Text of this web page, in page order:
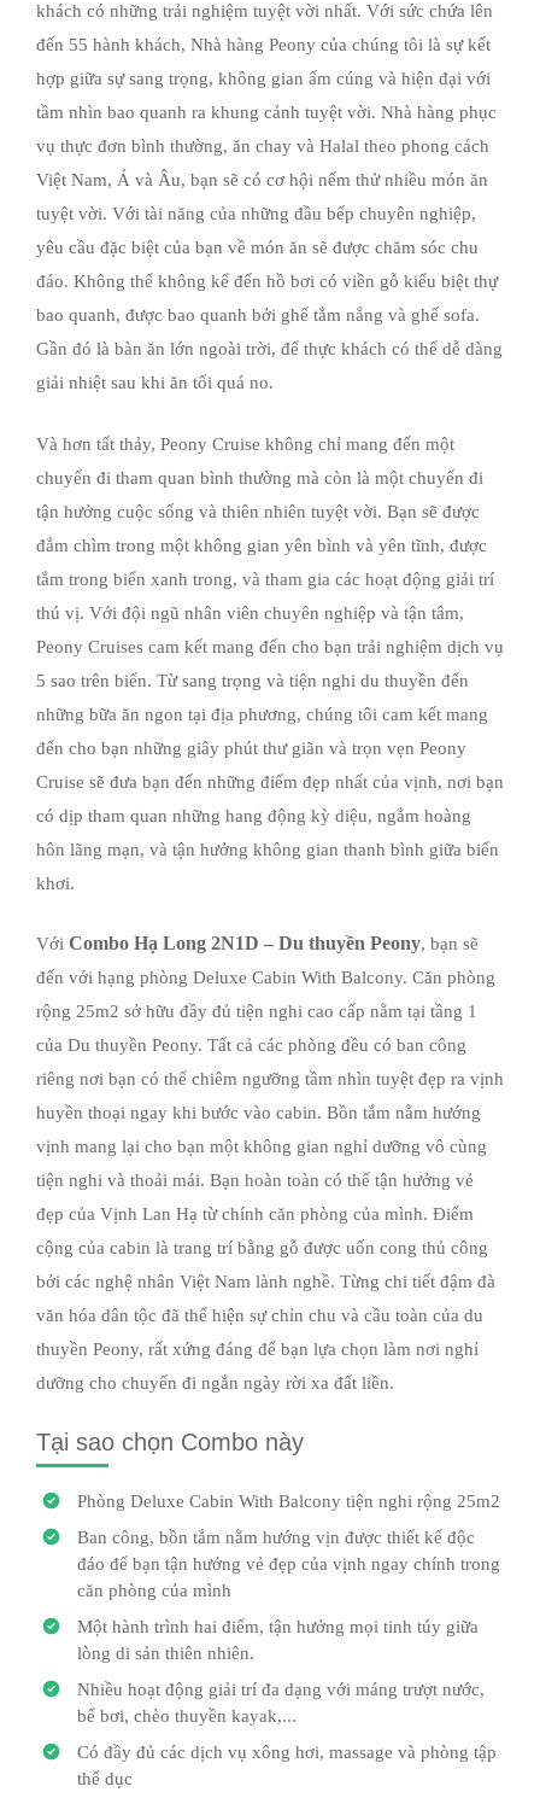
khách có những trải nghiệm tuyệt vời nhất. Với sức chứa lên
đến 55 hành khách, Nhà hàng Peony của chúng tôi là sự kết
hợp giữa sự sang trọng, không gian ấm cúng và hiện đại với
tầm nhìn bao quanh ra khung cảnh tuyệt vời. Nhà hàng phục
vụ thực đơn bình thường, ăn chay và Halal theo phong cách
Việt Nam, Á và Âu, bạn sẽ có cơ hội nếm thử nhiều món ăn
tuyệt vời. Với tài năng của những đầu bếp chuyên nghiệp,
yêu cầu đặc biệt của bạn về món ăn sẽ được chăm sóc chu
đáo. Không thể không kể đến hồ bơi có viền gỗ kiểu biệt thự
bao quanh, được bao quanh bởi ghế tắm nắng và ghế sofa.
Gần đó là bàn ăn lớn ngoài trời, để thực khách có thể dễ dàng
giải nhiệt sau khi ăn tối quá no.
Và hơn tất thảy, Peony Cruise không chỉ mang đến một
chuyến đi tham quan bình thường mà còn là một chuyến đi
tận hưởng cuộc sống và thiên nhiên tuyệt vời. Bạn sẽ được
đắm chìm trong một không gian yên bình và yên tĩnh, được
tắm trong biển xanh trong, và tham gia các hoạt động giải trí
thú vị. Với đội ngũ nhân viên chuyên nghiệp và tận tâm,
Peony Cruises cam kết mang đến cho bạn trải nghiệm dịch vụ
5 sao trên biển. Từ sang trọng và tiện nghi du thuyền đến
những bữa ăn ngon tại địa phương, chúng tôi cam kết mang
đến cho bạn những giây phút thư giãn và trọn vẹn Peony
Cruise sẽ đưa bạn đến những điểm đẹp nhất của vịnh, nơi bạn
có dịp tham quan những hang động kỳ diệu, ngắm hoàng
hôn lãng mạn, và tận hưởng không gian thanh bình giữa biển
khơi.
Với Combo Hạ Long 2N1D – Du thuyền Peony, bạn sẽ
đến với hạng phòng Deluxe Cabin With Balcony. Căn phòng
rộng 25m2 sở hữu đầy đủ tiện nghi cao cấp nằm tại tầng 1
của Du thuyền Peony. Tất cả các phòng đều có ban công
riêng nơi bạn có thể chiêm ngưỡng tầm nhìn tuyệt đẹp ra vịnh
huyền thoại ngay khi bước vào cabin. Bồn tắm nằm hướng
vịnh mang lại cho bạn một không gian nghỉ dưỡng vô cùng
tiện nghi và thoải mái. Bạn hoàn toàn có thể tận hưởng vẻ
đẹp của Vịnh Lan Hạ từ chính căn phòng của mình. Điểm
cộng của cabin là trang trí bằng gỗ được uốn cong thủ công
bởi các nghệ nhân Việt Nam lành nghề. Từng chi tiết đậm đà
văn hóa dân tộc đã thể hiện sự chỉn chu và cầu toàn của du
thuyền Peony, rất xứng đáng để bạn lựa chọn làm nơi nghỉ
dưỡng cho chuyến đi ngắn ngày rời xa đất liền.
Tại sao chọn Combo này
Phòng Deluxe Cabin With Balcony tiện nghi rộng 25m2
Ban công, bồn tắm nằm hướng vịn được thiết kế độc
đáo để bạn tận hưởng vẻ đẹp của vịnh ngay chính trong
căn phòng của mình
Một hành trình hai điểm, tận hưởng mọi tinh túy giữa
lòng di sản thiên nhiên.
Nhiều hoạt động giải trí đa dạng với máng trượt nước,
bể bơi, chèo thuyền kayak,...
Có đầy đủ các dịch vụ xông hơi, massage và phòng tập
thể dục